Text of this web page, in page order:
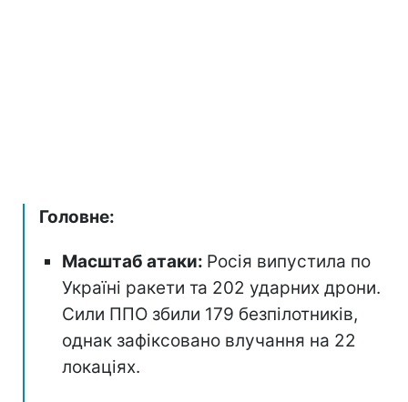
Головне:
Масштаб атаки: Росія випустила по
Україні ракети та 202 ударних дрони.
Сили ППО збили 179 безпілотників,
однак зафіксовано влучання на 22
локаціях.